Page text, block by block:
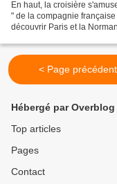
En haut, la croisière
" de la compagnie
découvrir Paris et la
< Page
Hébergé par Overblog
Top articles
Pages
Contact